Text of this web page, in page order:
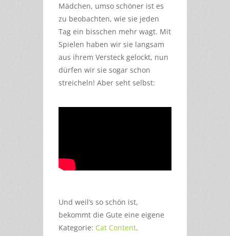
Mädchen, umso schöner ist es
zu beobachten, wie sie jeden
Tag ein bisschen mehr wagt. Mit
Spielen haben wir sie langsam
aus ihrem Versteck gelockt, nun
dürfen wir sie sogar schon
streicheln! Aber seht selbst:
Und weil’s so schön ist,
bekommt die Gute eine eigene
Kategorie: Cat Content.